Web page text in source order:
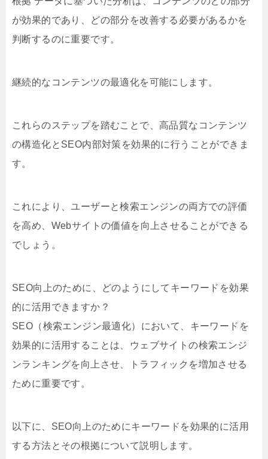
が効果的であり、どの部分を改善する必要があるかを
判断するのに重要です。
継続的なコンテンツの最適化を可能にします。
これらのステップを踏むことで、高品質なコンテンツ
の構造化とSEO内部対策を効果的に行うことができま
す。
これにより、ユーザーと検索エンジンの両方での評価
を高め、Webサイトの価値を向上させることができる
でしょう。
SEO向上のために、どのようにしてキーワードを効果
的に活用できますか？
SEO（検索エンジン最適化）において、キーワードを
効果的に活用することは、ウェブサイトの検索エンジ
ンランキングを向上させ、トラフィックを増加させる
ために重要です。
以下に、SEO向上のためにキーワードを効果的に活用
する方法とその根拠について説明します。